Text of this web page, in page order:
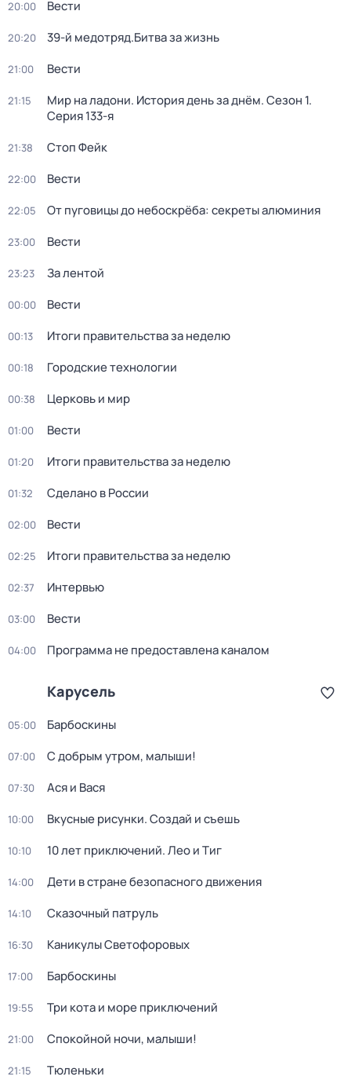
20:00 Вести
20:20 39-й медотряд.Битва за жизнь
21:00 Вести
21:15 Мир на ладони. История день за днём. Сезон 1.
Серия 133-я
21:38 Стоп Фейк
22:00 Вести
22:05 От пуговицы до небоскрёба: секреты алюминия
23:00 Вести
23:23 За лентой
00:00 Вести
00:13 Итоги правительства за неделю
00:18 Городские технологии
00:38 Церковь и мир
01:00 Вести
01:20 Итоги правительства за неделю
01:32 Сделано в России
02:00 Вести
02:25 Итоги правительства за неделю
02:37 Интервью
03:00 Вести
04:00 Программа не предоставлена каналом
Карусель
05:00 Барбоскины
07:00 С добрым утром, малыши!
07:30 Ася и Вася
10:00 Вкусные рисунки. Создай и съешь
10:10 10 лет приключений. Лео и Тиг
14:00 Дети в стране безопасного движения
14:10 Сказочный патруль
16:30 Каникулы Светофоровых
17:00 Барбоскины
19:55 Три кота и море приключений
21:00 Спокойной ночи, малыши!
21:15 Тюленьки